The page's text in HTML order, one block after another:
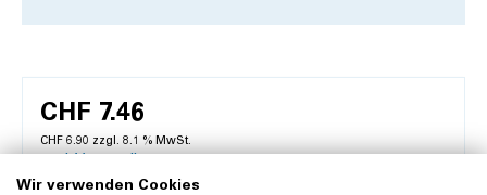
CHF 7.46
CHF 6.90 zzgl. 8.1 % MwSt.
Wir verwenden Cookies